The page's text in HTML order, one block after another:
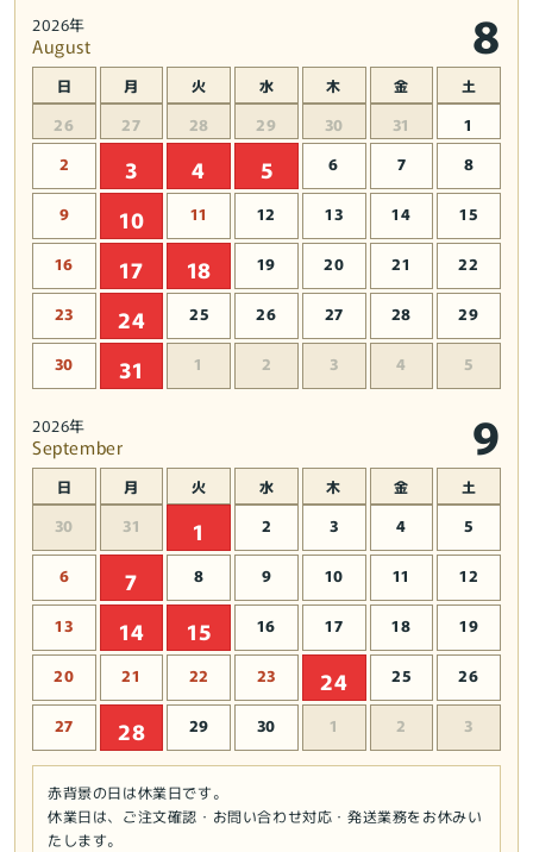
そ
Copeau★
風
水
★
運
【新
品】
【蛙/
カ
エ
え
る】
【置
物】
【キ
ャ
ラ
ク
タ
ー
グ
ッ
ズ
★
雑
Copeau★
【新
品】
【蛙/
る】
【置
物】
【キ
ラ
ー
ッ
ズ
★
2026年
August 8
日 月 火 水 木 金 土
26 27 28 29 30 31
1
2
3 4 5 6 7 8
9 10 11 12 13 14 15
16 17 18 19 20 21 22
23 24 25 26 27 28 29
30 31 1 2 3 4 5
2026年
September 9
日 月 火 水 木 金 土
30 31 1 2 3 4 5
6 7 8 9 10 11 12
13 14 15 16 17 18 19
20 21 22 23 24 25 26
27 28 29 30 1 2 3
赤背景の日は休業日です。
休業日は、ご注文確認・お問い合わせ対応・発送業務をお休みい
たします。